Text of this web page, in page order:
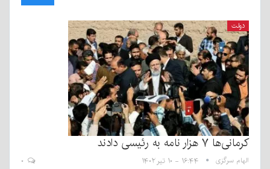
دولت
کرمانی‌ها ۷ هزار نامه به رئیسی دادند
الهام سرگزی ۱۶:۴۴ - ۱۰ تیر ۱۴۰۲